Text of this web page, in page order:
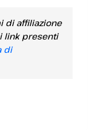
di affiliazione
link presenti
di